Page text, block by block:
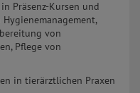
Präsenz-Kursen und
von
Pflege von
in tierärztlichen Praxen